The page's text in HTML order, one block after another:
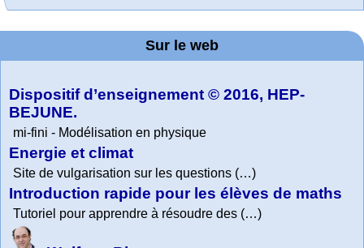
Wolfram
Mathematica
Tutorial
Collection
MATHCURVE.CO
M
Office fédéral de
la statistique
Arts-Scènes
Wolfram
Education Portal
La société 2018
expliquée à mon
grand-père
TED Talks
Wolfram web
resources
Online math
practice and
lessons
Sur le web
Dispositif d’enseignement © 2016, HEP-
BEJUNE.
mi-fini - Modélisation en physique
Energie et climat
Site de vulgarisation sur les questions (…)
Introduction rapide pour les élèves de maths
Tutoriel pour apprendre à résoudre des (…)